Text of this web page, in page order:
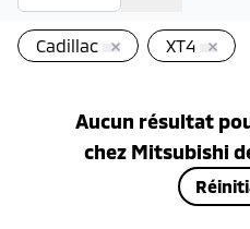
Cadillac XT4
Aucun résultat
chez Mitsubishi